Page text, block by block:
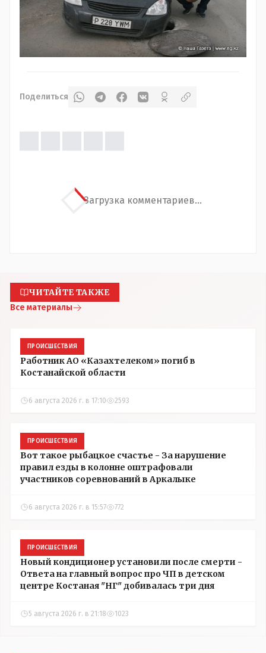
Поделиться
Загрузка комментариев...
ЧИТАЙТЕ ТАКЖЕ
Все материалы
ПРОИСШЕСТВИЯ
Работник АО «Казахтелеком» погиб в
Костанайской области
6 августа 2026 г. в 17:10 2593
ПРОИСШЕСТВИЯ
Вот такое рыбацкое счастье - За нарушение
правил езды в колонне оштрафовали
участников соревнований в Аркалыке
6 августа 2026 г. в 15:57 772
ПРОИСШЕСТВИЯ
Новый кондиционер установили после смерти -
Ответа на главный вопрос про ЧП в детском
центре Костаная "НГ" добивалась три дня
5 августа 2026 г. в 21:18 1023